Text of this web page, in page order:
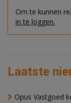
Om te kunnen
in te loggen.
Laatste
Opus Vastgoed